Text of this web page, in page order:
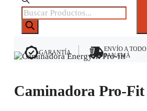
Búsqueda
de
productos
GARANTÍA
ENVÍO A TODO
PANAMÁ
Caminadora Pro-Fit